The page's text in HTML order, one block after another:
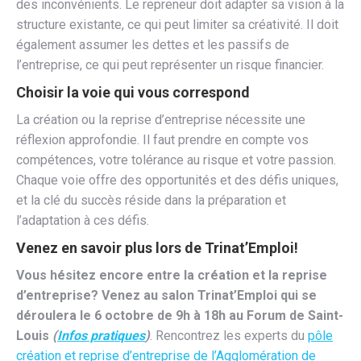
des inconvénients. Le repreneur doit adapter sa vision à la
structure existante, ce qui peut limiter sa créativité. Il doit
également assumer les dettes et les passifs de
l’entreprise, ce qui peut représenter un risque financier.
Choisir la voie qui vous correspond
La création ou la reprise d’entreprise nécessite une
réflexion approfondie. Il faut prendre en compte vos
compétences, votre tolérance au risque et votre passion.
Chaque voie offre des opportunités et des défis uniques,
et la clé du succès réside dans la préparation et
l’adaptation à ces défis.
Venez en savoir plus lors de Trinat’Emploi!
Vous hésitez encore entre la création et la reprise
d’entreprise? Venez au salon Trinat’Emploi qui se
déroulera le 6 octobre de 9h à 18h au Forum de Saint-
Louis (Infos pratiques). Rencontrez les experts du pôle
création et reprise d’entreprise de l’Agglomération de